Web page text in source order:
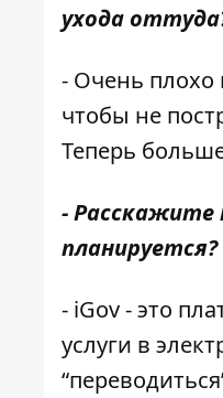
ухода
- Очень плохо
чтобы не
Теперь
- Расскажите
планируется?
- iGov - это
услуги в